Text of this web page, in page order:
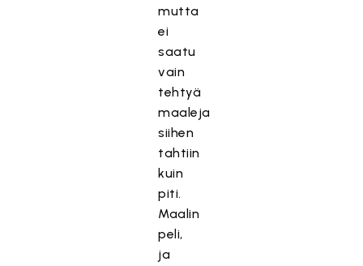
mutta
ei
saatu
vain
tehtyä
maaleja
siihen
tahtiin
kuin
piti.
Maalin
peli,
ja